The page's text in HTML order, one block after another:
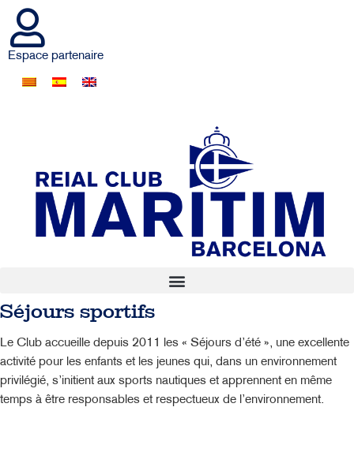
Espace partenaire
Séjours sportifs
Le Club accueille depuis 2011 les « Séjours d’été », une excellente
activité pour les enfants et les jeunes qui, dans un environnement
privilégié, s’initient aux sports nautiques et apprennent en même
temps à être responsables et respectueux de l’environnement.